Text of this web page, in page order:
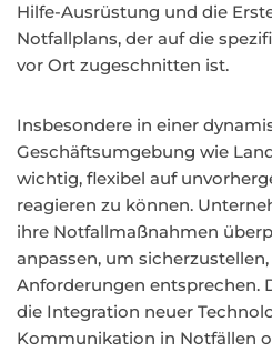
Hilfe-Ausrüstung und die
Notfallplans, der auf die
vor Ort zugeschnitten ist.
Insbesondere in einer
Geschäftsumgebung wie
wichtig, flexibel auf
reagieren zu können.
ihre Notfallmaßnahmen
anpassen, um
Anforderungen entsprechen.
die Integration neuer
Kommunikation in Notfällen